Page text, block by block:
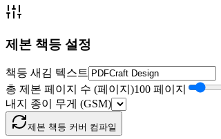
제본 책등 설정
책등 새김 텍스트
총 제본 페이지 수 (페이지)100 페이지
내지 종이 무게 (GSM)
제본 책등 커버 컴파일